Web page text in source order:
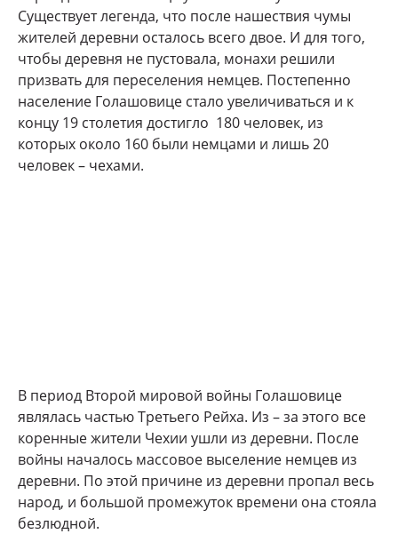
Существует легенда, что после нашествия чумы
жителей деревни осталось всего двое. И для того,
чтобы деревня не пустовала, монахи решили
призвать для переселения немцев. Постепенно
население Голашовице стало увеличиваться и к
концу 19 столетия достигло 180 человек, из
которых около 160 были немцами и лишь 20
человек – чехами.
В период Второй мировой войны Голашовице
являлась частью Третьего Рейха. Из – за этого все
коренные жители Чехии ушли из деревни. После
войны началось массовое выселение немцев из
деревни. По этой причине из деревни пропал весь
народ, и большой промежуток времени она стояла
безлюдной.